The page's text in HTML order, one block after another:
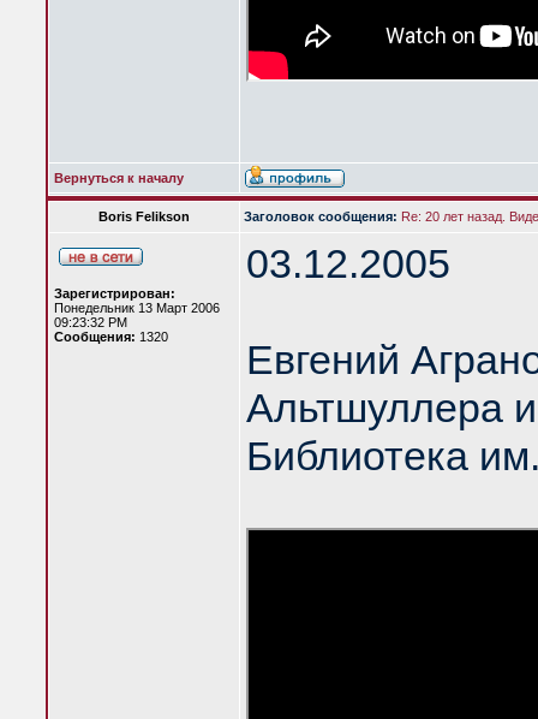
Вернуться к началу
Boris Felikson Заголовок сообщения: Re: 20 лет назад.
Зарегистрирован:
Понедельник 13 Март 2006
09:23:32 PM
Сообщения: 1320
03.12.2005
Евгений
Альтшуллера
Библиотека